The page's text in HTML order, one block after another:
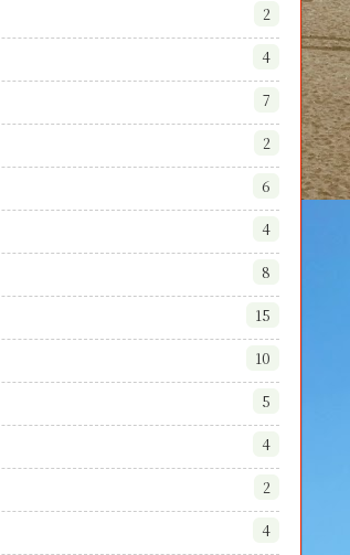
2
4
7
2
6
4
8
15
10
5
4
2
4